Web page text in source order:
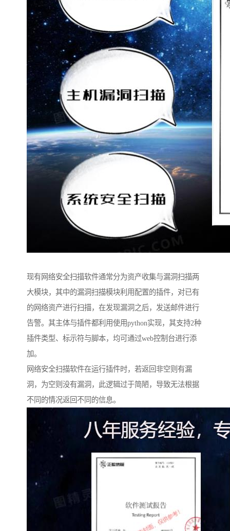
现有网络安全扫描软件通常分为资产收集与漏洞扫描两
大模块，其中的漏洞扫描模块利用配置的插件，对已有
的网络资产进行扫描，在发现漏洞之后，发送邮件进行
告警。其主体与插件都利用使用python实现，其支持2种
插件类型、标示符与脚本，均可通过web控制台进行添
加。
网络安全扫描软件在运行插件时，若返回非空则有漏
洞，为空则没有漏洞，此逻辑过于简陋，导致无法根据
不同的情况返回不同的信息。